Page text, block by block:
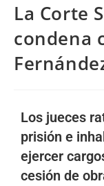
La Corte
condena
Los jueces
prisión e
ejercer
cesión de